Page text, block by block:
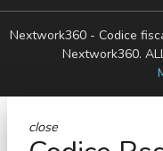
Nextwork360 - Codice
Nextwork360.
close